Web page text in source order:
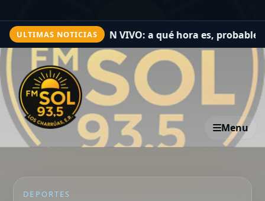
ULTIMAS NOTICIAS
Clausura, EN VIVO: a qué hora es, probables
Menu
DEPORTES